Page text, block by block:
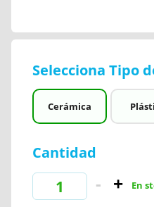
Selecciona Tipo
Cerámica
Cantidad
En